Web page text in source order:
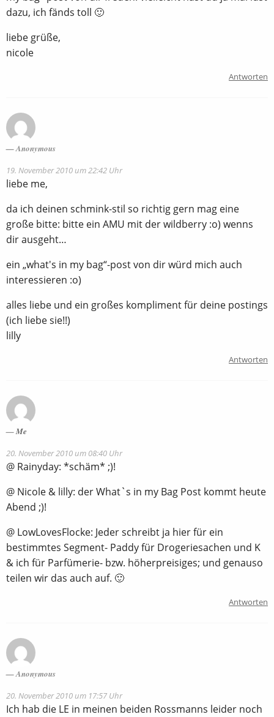
dazu, ich fänds toll 🙂
liebe grüße,
nicole
Antworten
Anonymous
19. November 2010 um 22:42 Uhr
liebe me,
da ich deinen schmink-stil so richtig gern mag eine
große bitte: bitte ein AMU mit der wildberry :o) wenns
dir ausgeht…
ein „what's in my bag“-post von dir würd mich auch
interessieren :o)
alles liebe und ein großes kompliment für deine postings
(ich liebe sie!!)
lilly
Antworten
Me
20. November 2010 um 08:40 Uhr
@ Rainyday: *schäm* ;)!
@ Nicole & lilly: der What`s in my Bag Post kommt heute
Abend ;)!
@ LowLovesFlocke: Jeder schreibt ja hier für ein
bestimmtes Segment- Paddy für Drogeriesachen und K
& ich für Parfümerie- bzw. höherpreisiges; und genauso
teilen wir das auch auf. 🙂
Antworten
Anonymous
20. November 2010 um 17:57 Uhr
Ich hab die LE in meinen beiden Rossmanns leider noch